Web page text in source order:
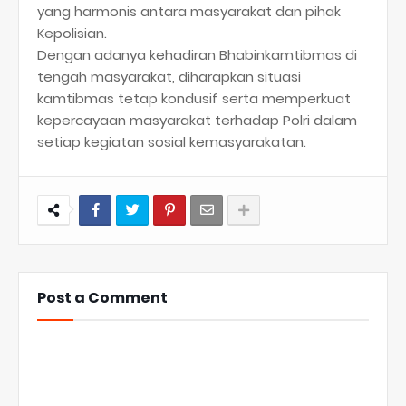
yang harmonis antara masyarakat dan pihak
Kepolisian.
Dengan adanya kehadiran Bhabinkamtibmas di
tengah masyarakat, diharapkan situasi
kamtibmas tetap kondusif serta memperkuat
kepercayaan masyarakat terhadap Polri dalam
setiap kegiatan sosial kemasyarakatan.
Post a Comment